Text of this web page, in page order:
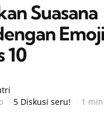
Suasana
10
5 Diskusi seru! 1 min